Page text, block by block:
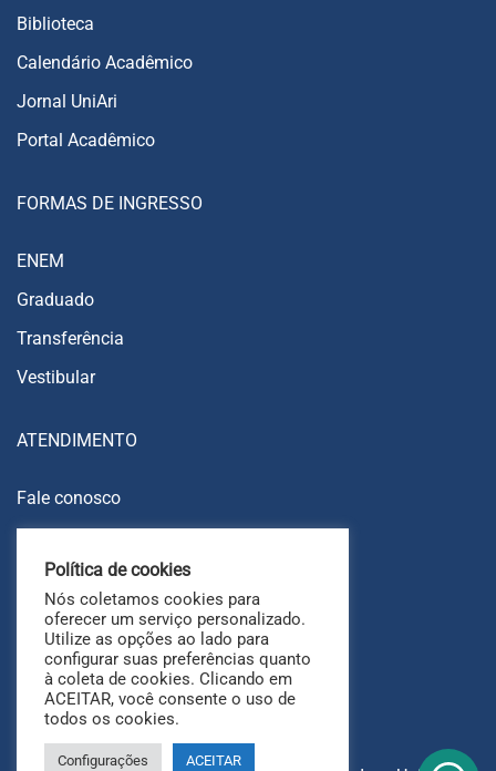
Biblioteca
Calendário Acadêmico
Jornal UniAri
Portal Acadêmico
FORMAS DE INGRESSO
ENEM
Graduado
Transferência
Vestibular
ATENDIMENTO
Fale conosco
Ouvidoria
FAQ
Política de cookies
Nós coletamos cookies para
oferecer um serviço personalizado.
Utilize as opções ao lado para
configurar suas preferências quanto
à coleta de cookies. Clicando em
ACEITAR, você consente o uso de
todos os cookies.
Configurações ACEITAR